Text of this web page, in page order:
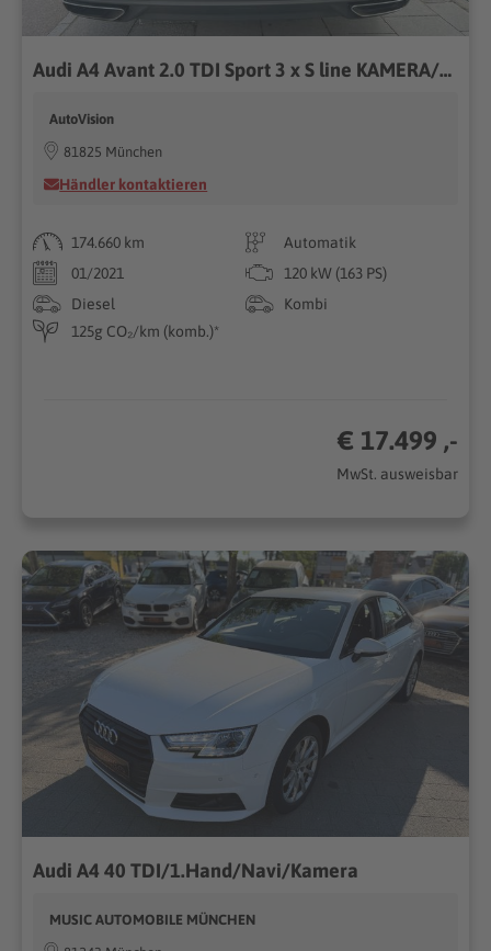
Audi A4 Avant 2.0 TDI Sport 3 x S line KAMERA/LED/DIG
AutoVision
81825 München
Händler kontaktieren
174.660 km
Automatik
01/2021
120 kW (163 PS)
Diesel
Kombi
125g CO₂/km (komb.)*
€ 17.499 ,-
MwSt. ausweisbar
Audi A4 40 TDI/1.Hand/Navi/Kamera
MUSIC AUTOMOBILE MÜNCHEN